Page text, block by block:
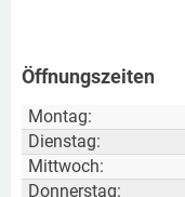
Öffnungszeiten
Montag:
Dienstag:
Mittwoch:
Donnerstag: